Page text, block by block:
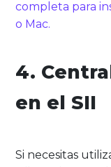
completa para
o Mac.
4.
en el SII
Si necesitas